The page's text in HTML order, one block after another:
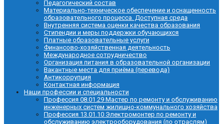
Педагогический состав
Материально-техническое обеспечение и оснащенность
образовательного процесса. Доступная среда
Внутренняя система оценки качества образования
Стипендии и меры поддержки обучающихся
Платные образовательные услуги
Финансово-хозяйственная деятельность
Международное сотрудничество
Организация питания в образовательной организации
Вакантные места для приёма (перевода)
Антикоррупция
Контактная информация
Наши профессии и специальности
Профессия 08.01.29 Мастер по ремонту и обслуживанию
инженерных систем жилищно-коммунального хозяйства
Профессия 13.01.10 Электромонтер по ремонту и
обслуживанию электрооборудования (по отраслям)